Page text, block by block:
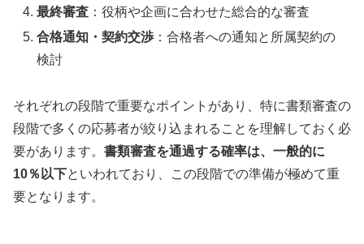
最終審査 ：役柄や企画に合わせた総合的な審査
合格通知・契約交渉 ：合格者への通知と所属契約の
検討
それぞれの段階で重要なポイントがあり、特に書類審査の
段階で多くの応募者が絞り込まれることを理解しておく必
要があります。 書類審査を通過する確率は、一般的に
10％以下といわれており、この段階での準備が極めて重
要となります。